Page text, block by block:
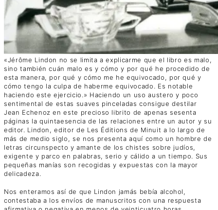
«Jérôme Lindon no se limita a explicarme que el libro es malo,
sino también cuán malo es y cómo y por qué he procedido de
esta manera, por qué y cómo me he equivocado, por qué y
cómo tengo la culpa de haberme equivocado. Es notable
haciendo este ejercicio.» Haciendo un uso austero y poco
sentimental de estas suaves pinceladas consigue destilar
Jean Echenoz en este precioso librito de apenas sesenta
páginas la quintaesencia de las relaciones entre un autor y su
editor. Lindon, editor de Les Éditions de Minuit a lo largo de
más de medio siglo, se nos presenta aquí como un hombre de
letras circunspecto y amante de los chistes sobre judíos,
exigente y parco en palabras, serio y cálido a un tiempo. Sus
pequeñas manías son recogidas y expuestas con la mayor
delicadeza.
Nos enteramos así de que Lindon jamás bebía alcohol,
contestaba a los envíos de manuscritos con una respuesta